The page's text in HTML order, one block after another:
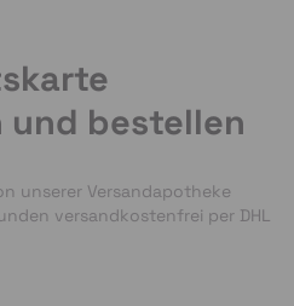
und bestellen
unserer Versandapotheke
versandkostenfrei per DHL